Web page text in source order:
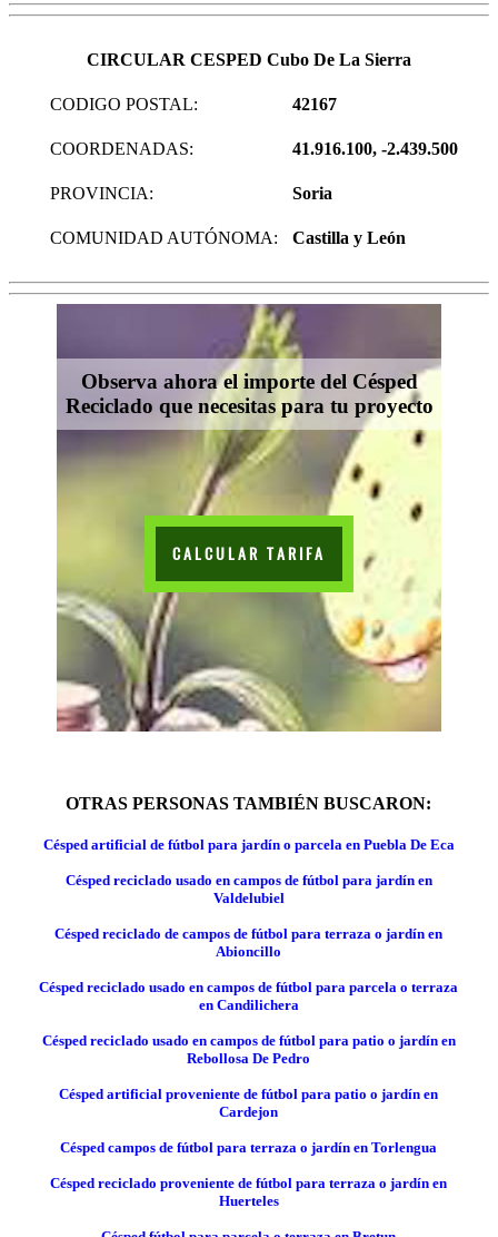
CIRCULAR CESPED Cubo De La Sierra
CODIGO POSTAL: 42167
COORDENADAS: 41.916.100, -2.439.500
PROVINCIA: Soria
COMUNIDAD AUTÓNOMA: Castilla y León
Observa ahora el importe del Césped
Reciclado que necesitas para tu proyecto
CALCULAR TARIFA
OTRAS PERSONAS TAMBIÉN BUSCARON:
Césped artificial de fútbol para jardín o parcela en Puebla De Eca
Césped reciclado usado en campos de fútbol para jardín en
Valdelubiel
Césped reciclado de campos de fútbol para terraza o jardín en
Abioncillo
Césped reciclado usado en campos de fútbol para parcela o terraza
en Candilichera
Césped reciclado usado en campos de fútbol para patio o jardín en
Rebollosa De Pedro
Césped artificial proveniente de fútbol para patio o jardín en
Cardejon
Césped campos de fútbol para terraza o jardín en Torlengua
Césped reciclado proveniente de fútbol para terraza o jardín en
Huerteles